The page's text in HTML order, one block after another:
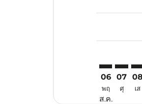
06
พฤ
ส.ค.
07
ศุ
08
เส